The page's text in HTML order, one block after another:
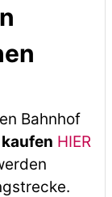
Bahnhof
HIER